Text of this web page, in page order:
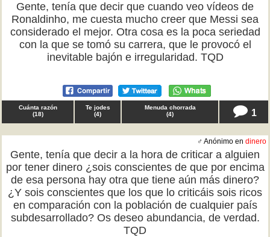
Gente, tenía que decir que cuando veo vídeos de
Ronaldinho, me cuesta mucho creer que Messi sea
considerado el mejor. Otra cosa es la poca seriedad
con la que se tomó su carrera, que le provocó el
inevitable bajón e irregularidad. TQD
Cuánta razón
(18)
Te jodes
(4)
Menuda chorrada
(4) 1
♂ Anónimo en dinero
Gente, tenía que decir a la hora de criticar a alguien
por tener dinero ¿sois conscientes de que por encima
de esa persona hay otra que tiene aún más dinero?
¿Y sois conscientes que los que lo criticáis sois ricos
en comparación con la población de cualquier país
subdesarrollado? Os deseo abundancia, de verdad.
TQD